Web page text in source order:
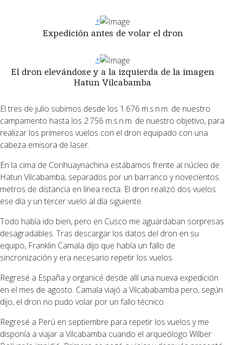
+
Expedición antes de volar el dron
+
El dron elevándose y a la izquierda de la imagen
Hatun Vilcabamba
El tres de julio subimos desde los 1.676 m.s.n.m. de nuestro
campamento hasta los 2.756 m.s.n.m. de nuestro objetivo, para
realizar los primeros vuelos con el dron equipado con una
cabeza emisora de laser.
En la cima de Corihuaynachina estábamos frente al núcleo de
Hatun Vilcabamba, separados por un barranco y novecientos
metros de distancia en línea recta. El dron realizó dos vuelos
ese día y un tercer vuelo al día siguiente.
Todo había ido bien, pero en Cusco me aguardaban sorpresas
desagradables. Tras descargar los datos del dron en su
equipo, Franklin Camala dijo que había un fallo de
sincronización y era necesario repetir los vuelos.
Regresé a España y organicé desde allí una nueva expedición
en el mes de agosto. Camala viajó a Vilcababamba pero, según
dijo, el dron no pudo volar por un fallo técnico.
Regresé a Perú en septiembre para repetir los vuelos y me
disponía a viajar a Vilcabamba cuando el arqueólogo Wilber